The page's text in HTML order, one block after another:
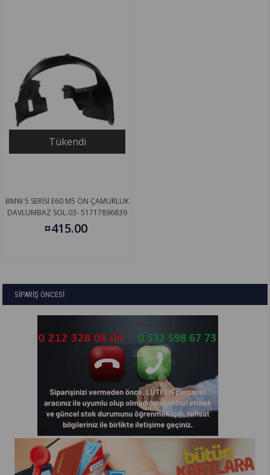
Tükendi
BMW 5 SERİSİ E60 M5 ÖN ÇAMURLUK
DAVLUMBAZ SOL.03- 51717896839
¤415.00
SİPARİŞ ÖNCESİ